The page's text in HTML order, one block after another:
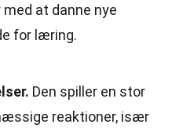
at danne nye
for læring.
Den spiller en stor
reaktioner, især